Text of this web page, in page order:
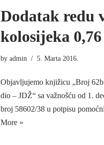
Dodatak redu
kolosijeka
by admin 5. Marta 2016.
Objavljujemo knjižicu „Broj
dio – JDŽ“ sa važnošću od 1.
broj 58602/38 u potpisu
More »